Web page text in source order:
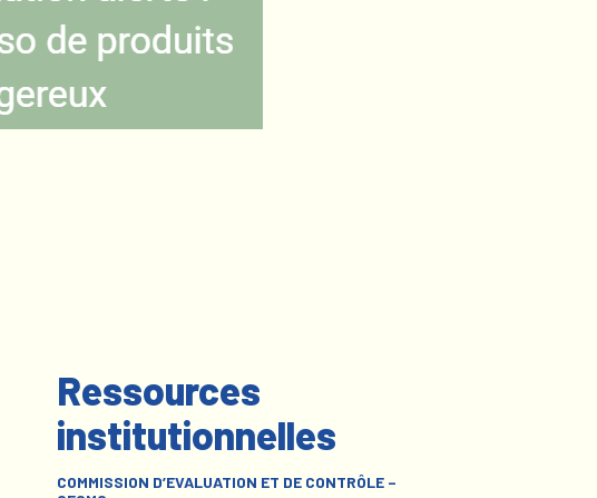
Ressources
institutionnelles
COMMISSION D’EVALUATION ET DE CONTRÔLE –